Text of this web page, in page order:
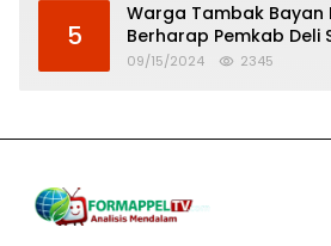
5
Warga Tambak Bayan
Berharap Pemkab Deli
Banjir
09/15/2024 2345